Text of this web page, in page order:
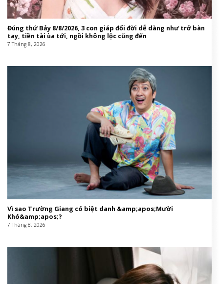
Đúng thứ Bảy 8/8/2026, 3 con giáp đổi đời dễ dàng như trở bàn
tay, tiền tài ùa tới, ngồi không lộc cũng đến
7 Tháng 8, 2026
Vì sao Trường Giang có biệt danh &amp;apos;Mười
Khó&amp;apos;?
7 Tháng 8, 2026